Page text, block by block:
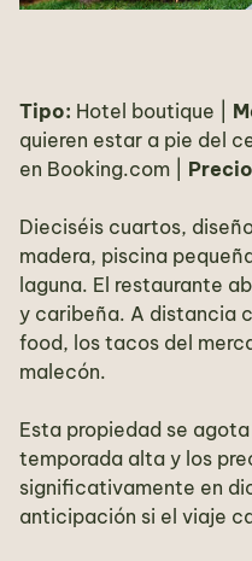
Tipo: Hotel boutique |
quieren estar a pie del
en Booking.com |
Dieciséis cuartos,
madera, piscina
laguna. El restaurante
y caribeña. A distancia
food, los tacos del
malecón.
Esta propiedad se
temporada alta y los
significativamente en
anticipación si el viaje